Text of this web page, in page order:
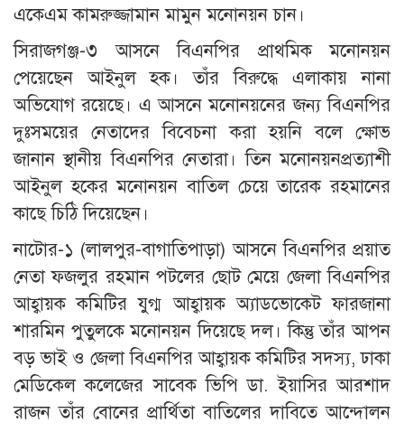
একেএম কামরুজ্জামান মামুন মনোনয়ন চান।
সিরাজগঞ্জ-৩ আসনে বিএনপির প্রাথমিক মনোনয়ন
পেয়েছেন আইনুল হক। তাঁর বিরুদ্ধে এলাকায় নানা
অভিযোগ রয়েছে। এ আসনে মনোনয়নের জন্য বিএনপির
দুঃসময়ের নেতাদের বিবেচনা করা হয়নি বলে ক্ষোভ
জানান স্থানীয় বিএনপির নেতারা। তিন মনোনয়নপ্রত্যাশী
আইনুল হকের মনোনয়ন বাতিল চেয়ে তারেক রহমানের
কাছে চিঠি দিয়েছেন।
নাটোর-১ (লালপুর-বাগাতিপাড়া) আসনে বিএনপির প্রয়াত
নেতা ফজলুর রহমান পটলের ছোট মেয়ে জেলা বিএনপির
আহ্বায়ক কমিটির যুগ্ম আহ্বায়ক অ্যাডভোকেট ফারজানা
শারমিন পুতুলকে মনোনয়ন দিয়েছে দল। কিন্তু তাঁর আপন
বড় ভাই ও জেলা বিএনপির আহ্বায়ক কমিটির সদস্য, ঢাকা
মেডিকেল কলেজের সাবেক ভিপি ডা. ইয়াসির আরশাদ
রাজন তাঁর বোনের প্রার্থিতা বাতিলের দাবিতে আন্দোলন